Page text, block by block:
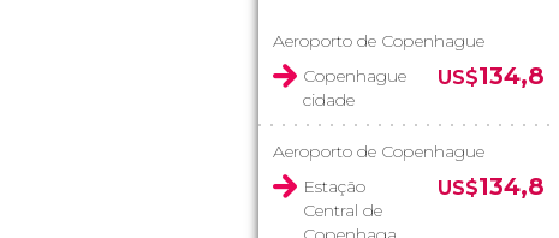
Aeroporto de Copenhague
Copenhague
cidade
US$134,8
Aeroporto de Copenhague
Estação
Central de
US$134,8